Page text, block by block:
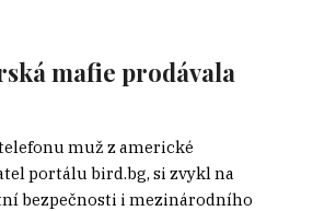
mafie prodávala
muž z americké
portálu bird.bg, si zvykl na
bezpečnosti i mezinárodního